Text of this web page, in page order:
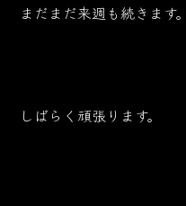
まだまだ来週も続きます。
しばらく頑張ります。